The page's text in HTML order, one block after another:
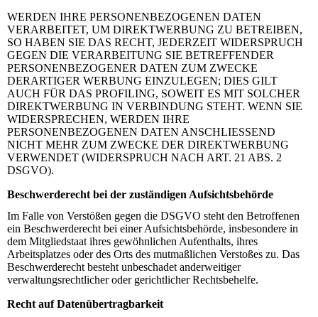
WERDEN IHRE PERSONENBEZOGENEN DATEN
VERARBEITET, UM DIREKTWERBUNG ZU BETREIBEN,
SO HABEN SIE DAS RECHT, JEDERZEIT WIDERSPRUCH
GEGEN DIE VERARBEITUNG SIE BETREFFENDER
PERSONENBEZOGENER DATEN ZUM ZWECKE
DERARTIGER WERBUNG EINZULEGEN; DIES GILT
AUCH FÜR DAS PROFILING, SOWEIT ES MIT SOLCHER
DIREKTWERBUNG IN VERBINDUNG STEHT. WENN SIE
WIDERSPRECHEN, WERDEN IHRE
PERSONENBEZOGENEN DATEN ANSCHLIESSEND
NICHT MEHR ZUM ZWECKE DER DIREKTWERBUNG
VERWENDET (WIDERSPRUCH NACH ART. 21 ABS. 2
DSGVO).
Beschwerderecht bei der zuständigen Aufsichtsbehörde
Im Falle von Verstößen gegen die DSGVO steht den Betroffenen
ein Beschwerderecht bei einer Aufsichtsbehörde, insbesondere in
dem Mitgliedstaat ihres gewöhnlichen Aufenthalts, ihres
Arbeitsplatzes oder des Orts des mutmaßlichen Verstoßes zu. Das
Beschwerderecht besteht unbeschadet anderweitiger
verwaltungsrechtlicher oder gerichtlicher Rechtsbehelfe.
Recht auf Datenübertragbarkeit